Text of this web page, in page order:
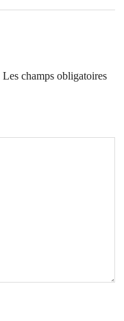
Les champs obligatoires